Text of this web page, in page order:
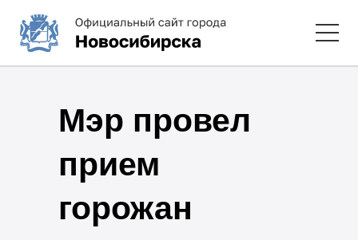
Мэр провел
прием
горожан